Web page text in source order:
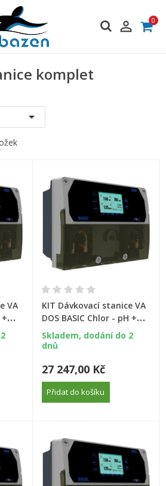
 0
komplet

VA
+
KIT Dávkovací stanice VA
DOS BASIC Chlor - pH +
ORP (Pt)
Skladem, dodání do 2
dnů
27 247,00 Kč
Přidat do košíku